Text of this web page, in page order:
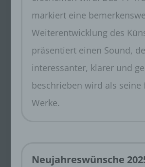
markiert eine
Weiterentwicklung des
präsentiert einen Sound,
interessanter, klarer und
beschrieben wird als seine
Werke.
Neujahreswünsche